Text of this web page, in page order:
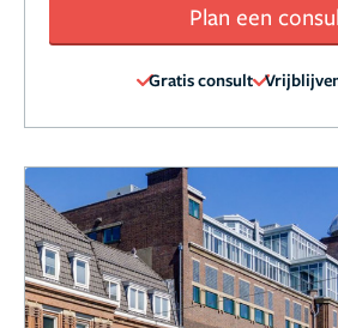
Plan een
Gratis consult